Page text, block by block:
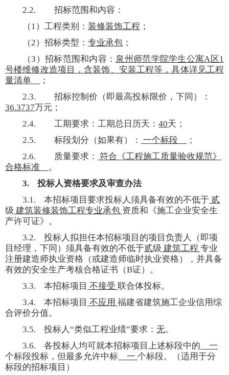
2.2.
招标范围和内容：
（1 ）工程类别： 装修装饰工程 ；
（2）招标类型： 专业承包 ；
（3 ）招标范围和内容： 泉州师范学院学生公寓A 区1
号楼维修改造项目，含装饰、安装工程等，具体详见工程
量清单
；
2.3.
招标控制价（即最高投标限价，下同）：
36.3737万元；
2.4.
工期要求：工期总日历天： 40天；
2.5.
标段划分（如果有）： 一个标段
；
2.6.
质量要求： 符合《工程施工质量验收规范》
合格标准
。
3.
投标人资格要求及审查办法
3.1.
本招标项目要求投标人须具备有效的不低于 贰
级 建筑装修装饰工程专业承包 资质和《施工企业安全生
产许可证》。
3.2.
投标人拟担任本招标项目的项目负责人（即项
目经理，下同）须具备有效的不低于贰级 建筑工程 专业
注册建造师执业资格（或建造师临时执业资格），并具备
有效的安全生产考核合格证书（B证）。
3.3.
本招标项目 不接受 联合体投标。
3.4.
本招标项目 不应用 福建省建筑施工企业信用综
合评价分值。
3.5.
投标人“类似工程业绩”要求： 无。
3.6.
各投标人均可就本招标项目上述标段中的 一
个标段投标，但最多允许中标 一 个标段。（适用于分
标段的招标项目）